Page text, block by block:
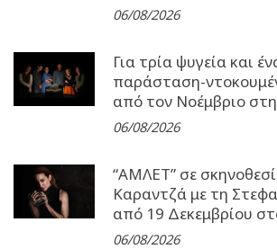
06/08/2026
Για τρία ψυγεία και
παράσταση-
από τον Νοέμβριο
06/08/2026
“ΑΜΛΕΤ” σε
Καραντζά με τη
από 19 Δεκεμβρίου
06/08/2026